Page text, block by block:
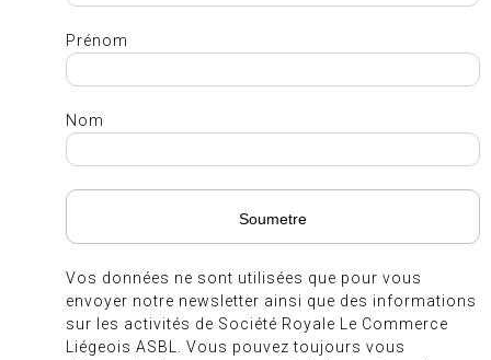
Prénom
Nom
Vos données ne sont utilisées que pour vous
envoyer notre newsletter ainsi que des informations
sur les activités de Société Royale Le Commerce
Liégeois ASBL. Vous pouvez toujours vous